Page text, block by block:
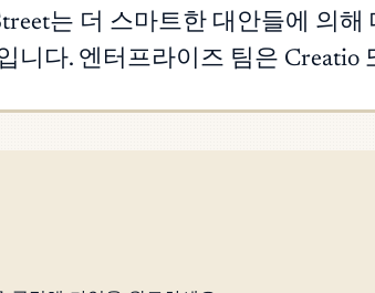
는 더 스마트한 대안들에 의
니다. 엔터프라이즈 팀은 Creatio